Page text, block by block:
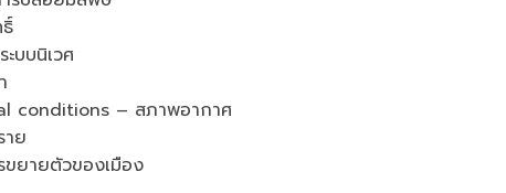
บบนิเวศ
conditions – สภาพอากาศ
ย
ยายตัวของเมือง